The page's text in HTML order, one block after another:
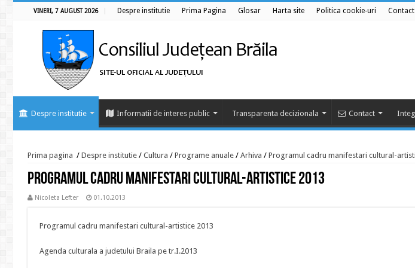
VINERI, 7 AUGUST 2026 Despre institutie Prima Pagina Glosar Harta site Politica cookie-uri Contact
Despre institutie Informatii de interes public Transparenta decizionala Contact
Prima pagina / Despre institutie / Cultura / Programe anuale / Arhiva / Programul cadru manifestari cultural-
Programul cadru manifestari cultural-artistice 2013
Nicoleta Lefter 01.10.2013
Programul cadru manifestari cultural-artistice 2013
Agenda culturala a judetului Braila pe tr.I.2013